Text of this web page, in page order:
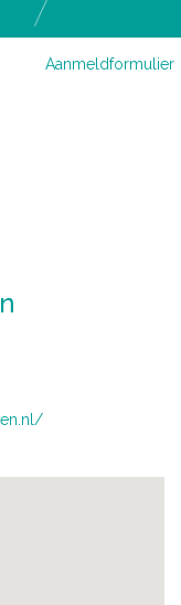
Aanmeldformulier